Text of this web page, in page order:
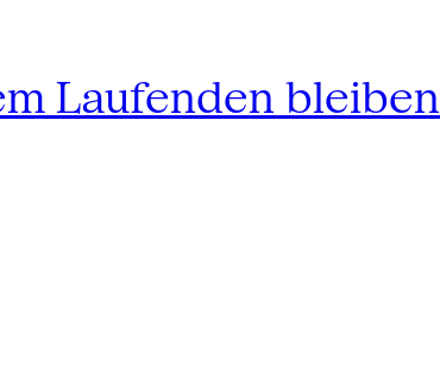
Laufenden bleiben